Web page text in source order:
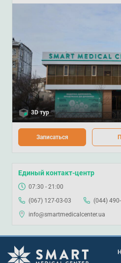
3D тур
Записаться
Единый контакт-центр
07:30 - 21:00
(067) 127-03-03
(044)
info@smartmedicalcenter.ua